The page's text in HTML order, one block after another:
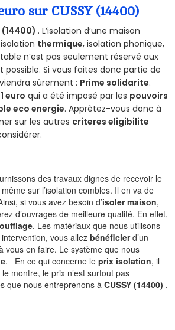
sur CUSSY (14400)
(14400) . L’isolation d’une maison
thermique, isolation phonique,
n’est pas seulement réservé aux
possible. Si vous faites donc partie de
sûrement : Prime solidarite.
euro qui a été imposé par les pouvoirs
eco energie. Apprêtez-vous donc à
sur les autres criteres eligibilite
des travaux dignes de recevoir le
sur l’isolation combles. Il en va de
si vous avez besoin d’isoler maison,
d’ouvrages de meilleure qualité. En effet,
. Les matériaux que nous utilisons
vous allezbénéficierd’un
vous en faire. Le système que nous
. En ce qui concerne leprix isolation, il
montre, le prix n’est surtout pas
que nous entreprenons àCUSSY (14400) ,